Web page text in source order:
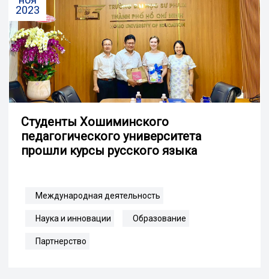
2023
Студенты Хошиминского
педагогического университета
прошли курсы русского языка
Международная деятельность
Наука и инновации Образование
Партнерство